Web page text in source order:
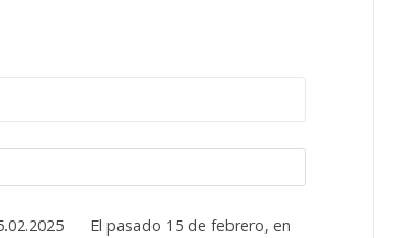
El pasado 15 de febrero, en